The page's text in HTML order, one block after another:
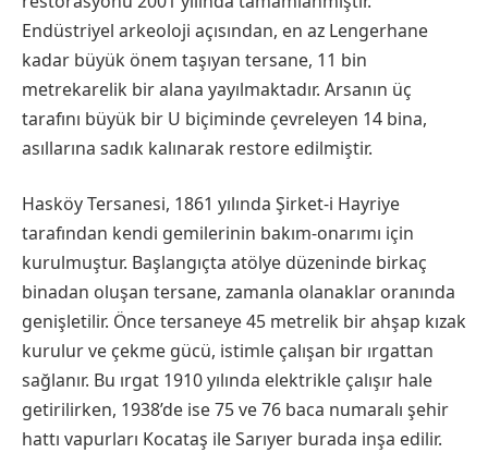
Endüstriyel arkeoloji açısından, en az Lengerhane
kadar büyük önem taşıyan tersane, 11 bin
metrekarelik bir alana yayılmaktadır. Arsanın üç
tarafını büyük bir U biçiminde çevreleyen 14 bina,
asıllarına sadık kalınarak restore edilmiştir.
Hasköy Tersanesi, 1861 yılında Şirket-i Hayriye
tarafından kendi gemilerinin bakım-onarımı için
kurulmuştur. Başlangıçta atölye düzeninde birkaç
binadan oluşan tersane, zamanla olanaklar oranında
genişletilir. Önce tersaneye 45 metrelik bir ahşap kızak
kurulur ve çekme gücü, istimle çalışan bir ırgattan
sağlanır. Bu ırgat 1910 yılında elektrikle çalışır hale
getirilirken, 1938’de ise 75 ve 76 baca numaralı şehir
hattı vapurları Kocataş ile Sarıyer burada inşa edilir.